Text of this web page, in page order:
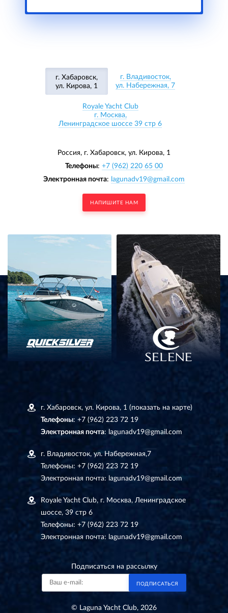
г. Хабаровск,
ул. Кирова, 1
г. Владивосток,
ул. Набережная, 7
Royale Yacht Club
г. Москва,
Ленинградское шоссе 39 стр 6
Россия, г. Хабаровск, ул. Кирова, 1
Телефоны: +7 (962) 220 65 00
Электронная почта: lagunadv19@gmail.com
НАПИШИТЕ НАМ
г. Хабаровск, ул. Кирова, 1 (показать на карте)
Телефоны: +7 (962) 223 72 19
Электронная почта: lagunadv19@gmail.com
г. Владивосток, ул. Набережная,7
Телефоны: +7 (962) 223 72 19
Электронная почта: lagunadv19@gmail.com
Royale Yacht Club, г. Москва, Ленинградское
шоссе, 39 стр 6
Телефоны: +7 (962) 223 72 19
Электронная почта: lagunadv19@gmail.com
Подписаться на рассылку
ПОДПИСАТЬСЯ
© Laguna Yacht Club, 2026